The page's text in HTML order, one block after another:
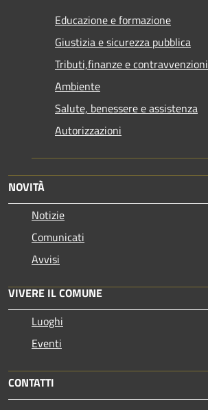
Educazione e formazione
Giustizia e sicurezza pubblica
Tributi,finanze e contravvenzioni
Ambiente
Salute, benessere e assistenza
Autorizzazioni
NOVITÀ
Notizie
Comunicati
Avvisi
VIVERE IL COMUNE
Luoghi
Eventi
CONTATTI